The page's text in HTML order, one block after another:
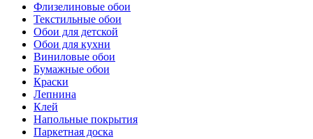
Флизелиновые обои
Текстильные обои
Обои для детской
Обои для кухни
Виниловые обои
Бумажные обои
Краски
Лепнина
Клей
Напольные покрытия
Паркетная доска